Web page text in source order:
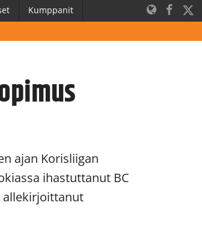
Kumppanit
ajan Korisliigan
ihastuttanut BC
allekirjoittanut